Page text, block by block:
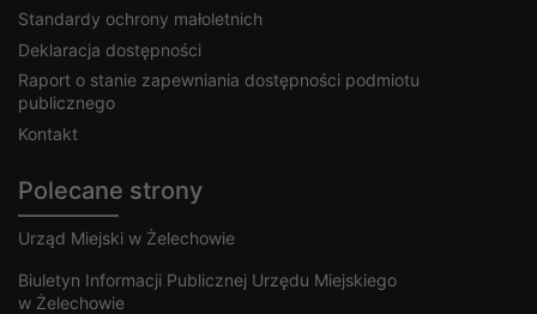
Standardy ochrony małoletnich
Deklaracja dostępności
Raport o stanie zapewniania dostępności podmiotu
publicznego
Kontakt
Polecane strony
Urząd Miejski w Żelechowie
Biuletyn Informacji Publicznej Urzędu Miejskiego
w Żelechowie